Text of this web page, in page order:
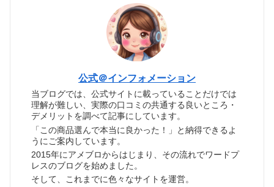
公式＠インフォメーション
当ブログでは、公式サイトに載っていることだけでは
理解が難しい、実際の口コミの共通する良いところ・
デメリットを調べて記事にしています。
「この商品選んで本当に良かった！」と納得できるよ
うにご案内しています。
2015年にアメブロからはじまり、その流れでワードプ
レスのブログを始めました。
そして、これまでに色々なサイトを運営。